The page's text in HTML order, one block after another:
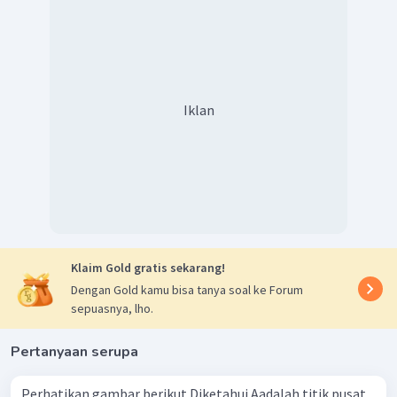
Iklan
Klaim Gold gratis sekarang!
Dengan Gold kamu bisa tanya soal ke Forum
sepuasnya, lho.
Pertanyaan serupa